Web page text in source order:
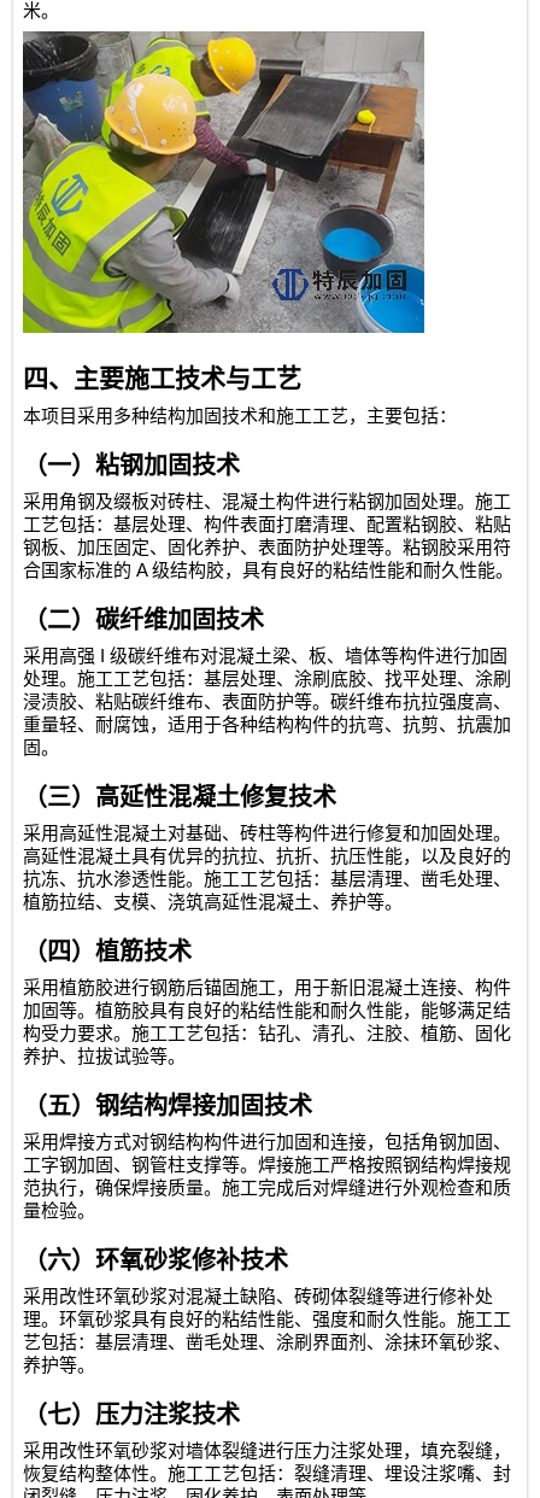
米。
四、主要施工技术与工艺
本项目采用多种结构加固技术和施工工艺，主要包括：
（一）粘钢加固技术
采用角钢及缀板对砖柱、混凝土构件进行粘钢加固处理。施工
工艺包括：基层处理、构件表面打磨清理、配置粘钢胶、粘贴
钢板、加压固定、固化养护、表面防护处理等。粘钢胶采用符
合国家标准的 A级结构胶，具有良好的粘结性能和耐久性能。
（二）碳纤维加固技术
采用高强 I级碳纤维布对混凝土梁、板、墙体等构件进行加固
处理。施工工艺包括：基层处理、涂刷底胶、找平处理、涂刷
浸渍胶、粘贴碳纤维布、表面防护等。碳纤维布抗拉强度高、
重量轻、耐腐蚀，适用于各种结构构件的抗弯、抗剪、抗震加
固。
（三）高延性混凝土修复技术
采用高延性混凝土对基础、砖柱等构件进行修复和加固处理。
高延性混凝土具有优异的抗拉、抗折、抗压性能，以及良好的
抗冻、抗水渗透性能。施工工艺包括：基层清理、凿毛处理、
植筋拉结、支模、浇筑高延性混凝土、养护等。
（四）植筋技术
采用植筋胶进行钢筋后锚固施工，用于新旧混凝土连接、构件
加固等。植筋胶具有良好的粘结性能和耐久性能，能够满足结
构受力要求。施工工艺包括：钻孔、清孔、注胶、植筋、固化
养护、拉拔试验等。
（五）钢结构焊接加固技术
采用焊接方式对钢结构构件进行加固和连接，包括角钢加固、
工字钢加固、钢管柱支撑等。焊接施工严格按照钢结构焊接规
范执行，确保焊接质量。施工完成后对焊缝进行外观检查和质
量检验。
（六）环氧砂浆修补技术
采用改性环氧砂浆对混凝土缺陷、砖砌体裂缝等进行修补处
理。环氧砂浆具有良好的粘结性能、强度和耐久性能。施工工
艺包括：基层清理、凿毛处理、涂刷界面剂、涂抹环氧砂浆、
养护等。
（七）压力注浆技术
采用改性环氧砂浆对墙体裂缝进行压力注浆处理，填充裂缝，
恢复结构整体性。施工工艺包括：裂缝清理、埋设注浆嘴、封